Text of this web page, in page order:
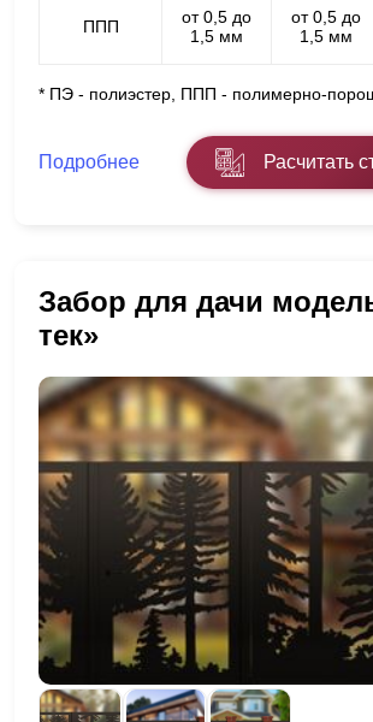
ППП
от 0,5 до
1,5 мм
от 0,5 до
1,5 мм
* ПЭ - полиэстер, ППП - полимерно-
Подробнее Расчитать
Забор для дачи
тек»